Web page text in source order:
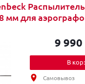
мм для
9 990
В
Самовывоз